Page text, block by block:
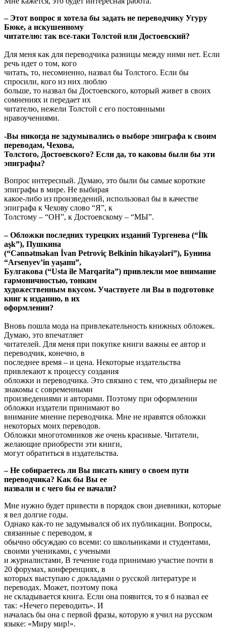
– Этот вопрос я хотела бы задать не переводчику Угуру
Бюке, а искушенному
читателю: так все-таки Толстой или Достоевский?
Для меня как для переводчика разницы между ними нет. Если
речь идет о том, кого
читать, то, несомненно, назвал бы Толстого. Если бы
спросили, кого из них люблю
больше, то назвал бы Достоевского, который живет в своих
сомнениях и передает их
читателю, нежели Толстой с его постоянными
нравоучениями.
-Вы никогда не задумывались о выборе эпиграфа к своим
переводам, Чехова,
Толстого, Достоевского? Если да, то каковы были бы эти
эпиграфы?
Вопрос интересный. Думаю, это были бы самые короткие
эпиграфы в мире. Не выбирая
какое-либо из произведений, использовал бы в качестве
эпиграфа к Чехову слово “Я”, к
Толстому – “ОН”, к Достоевскому – “МЫ”.
– Обложки последних турецких изданий Тургенева (“İlk
aşk”), Пушкина
(“Cənnətməkan İvan Petroviç Belkinin hikayələri”), Бунина
“Arsenyev’in yaşamı”,
Булгакова (“Usta ile Marqarita”) привлекли мое внимание
гармоничностью, тонким
художественным вкусом. Участвуете ли Вы в подготовке
книг к изданию, в их
оформлении?
Вновь пошла мода на привлекательность книжных обложек.
Думаю, это впечатляет
читателей. Для меня при покупке книги важны ее автор и
переводчик, конечно, в
последнее время – и цена. Некоторые издательства
привлекают к процессу создания
обложки и переводчика. Это связано с тем, что дизайнеры не
знакомы с современными
произведениями и авторами. Поэтому при оформлении
обложки издатели принимают во
внимание мнение переводчика. Мне не нравятся обложки
некоторых моих переводов.
Обложки многотомников же очень красивые. Читатели,
желающие приобрести эти книги,
могут обратиться в издательства.
– Не собираетесь ли Вы писать книгу о своем пути
переводчика? Как бы Вы ее
назвали и с чего бы ее начали?
Мне нужно будет привести в порядок свои дневники, которые
я вел долгие годы.
Однако как-то не задумывался об их публикации. Вопросы,
связанные с переводом, я
обычно обсуждаю со всеми: со школьниками и студентами,
своими учениками, с учеными
и журналистами, В течение года принимаю участие почти в
20 форумах, конференциях, в
которых выступаю с докладами о русской литературе и
переводах. Может, поэтому пока
не складывается книга. Если она появится, то я б назвал ее
так: «Нечего переводить». И
началась бы она с первой фразы, которую я учил на русском
языке: «Миру мир!».